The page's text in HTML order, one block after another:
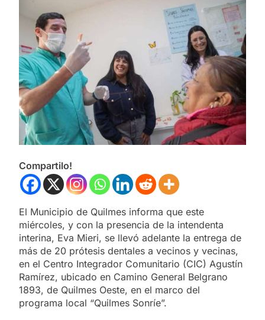
Compartilo!
El Municipio de Quilmes informa que este
miércoles, y con la presencia de la intendenta
interina, Eva Mieri, se llevó adelante la entrega de
más de 20 prótesis dentales a vecinos y vecinas,
en el Centro Integrador Comunitario (CIC) Agustín
Ramírez, ubicado en Camino General Belgrano
1893, de Quilmes Oeste, en el marco del
programa local “Quilmes Sonríe”.